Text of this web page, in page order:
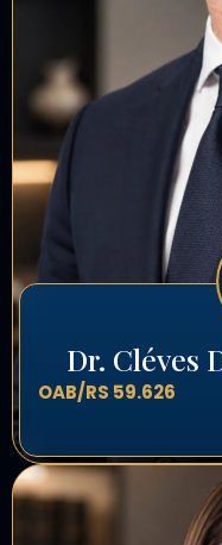
Dr. Cléves
OAB/RS 59.626